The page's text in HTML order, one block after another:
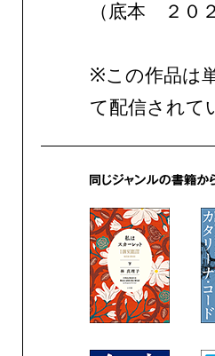
（底本 ２０
※この作品は
て配信されて